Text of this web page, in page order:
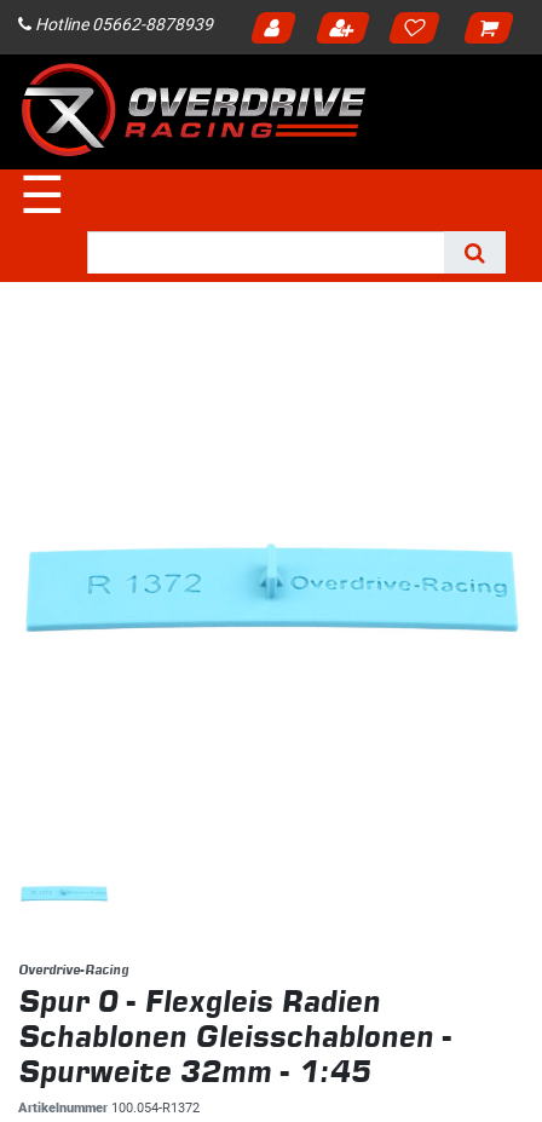
Hotline 05662-8878939
☰
Overdrive-Racing
Spur 0 - Flexgleis Radien
Schablonen Gleisschablonen -
Spurweite 32mm - 1:45
Artikelnummer 100.054-R1372